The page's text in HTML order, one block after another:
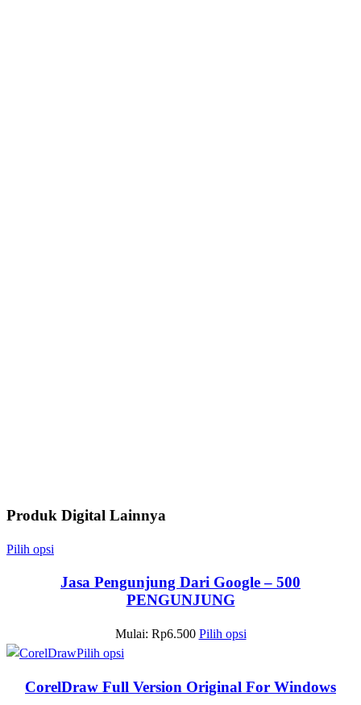
Produk Digital Lainnya
Pilih opsi
Jasa Pengunjung Dari Google – 500
PENGUNJUNG
Mulai: Rp6.500 Pilih opsi
Pilih opsi
CorelDraw Full Version Original For Windows